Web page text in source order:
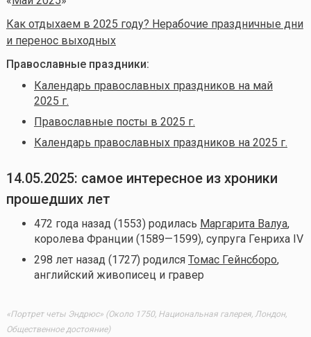
Как отдыхаем в 2025 году? Нерабочие праздничные дни
и перенос выходных
Православные праздники:
Календарь православных праздников на май
2025 г.
Православные посты в 2025 г.
Календарь православных праздников на 2025 г.
14.05.2025: самое интересное из хроники
прошедших лет
472 года назад (1553) родилась Маргарита Валуа,
королева Франции (1589—1599), супруга Генриха IV
298 лет назад (1727) родился Томас Гейнсборо,
английский живописец и гравер
«Портрет четы Эндрюс» (Около 1750, Национальная галерея, Лондон,
Общественное достояние)